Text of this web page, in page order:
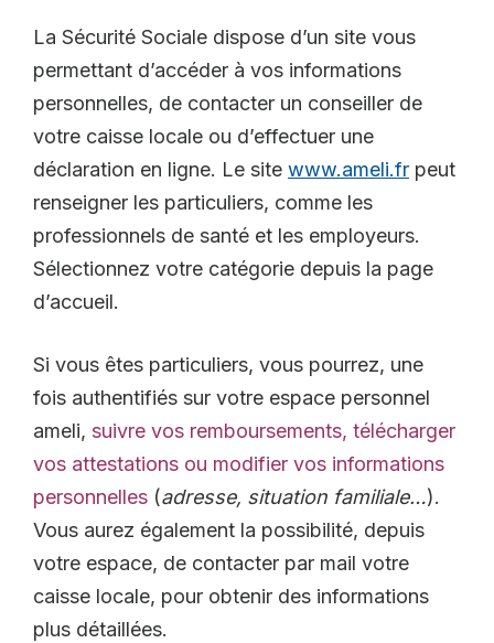
La Sécurité Sociale dispose d’un site vous
permettant d’accéder à vos informations
personnelles, de contacter un conseiller de
votre caisse locale ou d’effectuer une
déclaration en ligne. Le site www.ameli.fr peut
renseigner les particuliers, comme les
professionnels de santé et les employeurs.
Sélectionnez votre catégorie depuis la page
d’accueil.
Si vous êtes particuliers, vous pourrez, une
fois authentifiés sur votre espace personnel
ameli, suivre vos remboursements, télécharger
vos attestations ou modifier vos informations
personnelles (adresse, situation familiale…).
Vous aurez également la possibilité, depuis
votre espace, de contacter par mail votre
caisse locale, pour obtenir des informations
plus détaillées.